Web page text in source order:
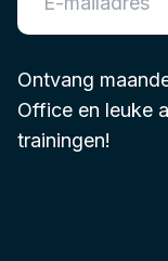
Ontvang
Office en leuke
trainingen!